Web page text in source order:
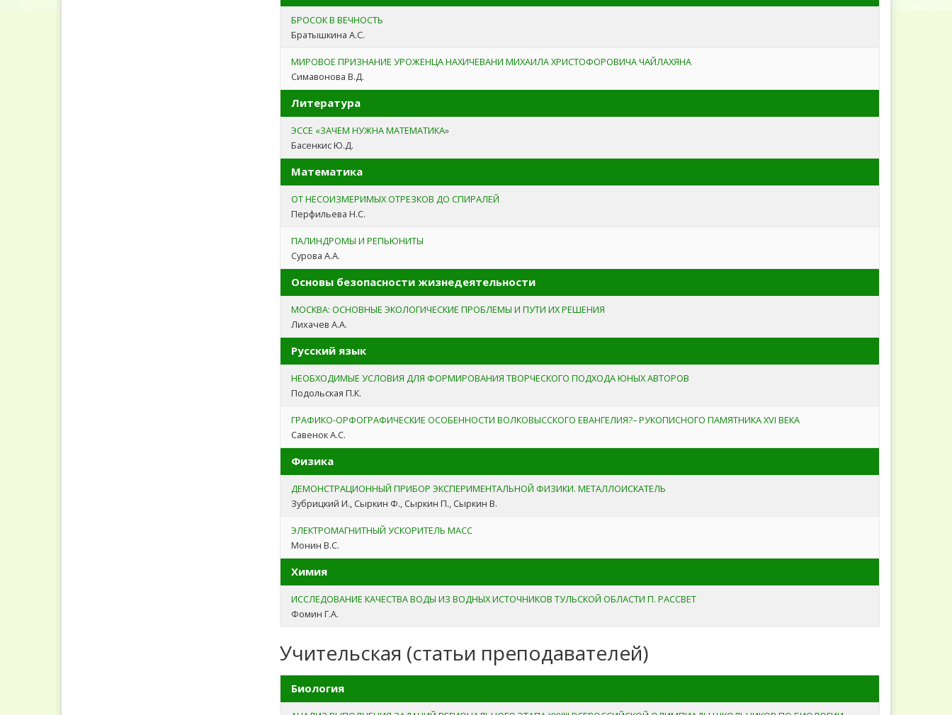
БРОСОК В ВЕЧНОСТЬ
Братышкина А.С.
МИРОВОЕ ПРИЗНАНИЕ УРОЖЕНЦА НАХИЧЕВАНИ МИХАИЛА ХРИСТОФОРОВИЧА ЧАЙЛАХЯНА
Симавонова В.Д.
Литература
ЭССЕ «ЗАЧЕМ НУЖНА МАТЕМАТИКА»
Басенкис Ю.Д.
Математика
ОТ НЕСОИЗМЕРИМЫХ ОТРЕЗКОВ ДО СПИРАЛЕЙ
Перфильева Н.С.
ПАЛИНДРОМЫ И РЕПЬЮНИТЫ
Сурова А.А.
Основы безопасности жизнедеятельности
МОСКВА: ОСНОВНЫЕ ЭКОЛОГИЧЕСКИЕ ПРОБЛЕМЫ И ПУТИ ИХ РЕШЕНИЯ
Лихачев А.А.
Русский язык
НЕОБХОДИМЫЕ УСЛОВИЯ ДЛЯ ФОРМИРОВАНИЯ ТВОРЧЕСКОГО ПОДХОДА ЮНЫХ АВТОРОВ
Подольская П.К.
ГРАФИКО-ОРФОГРАФИЧЕСКИЕ ОСОБЕННОСТИ ВОЛКОВЫССКОГО ЕВАНГЕЛИЯ?– РУКОПИСНОГО ПАМЯТНИКА XVI ВЕКА
Савенок А.С.
Физика
ДЕМОНСТРАЦИОННЫЙ ПРИБОР ЭКСПЕРИМЕНТАЛЬНОЙ ФИЗИКИ. МЕТАЛЛОИСКАТЕЛЬ
Зубрицкий И., Сыркин Ф., Сыркин П., Сыркин В.
ЭЛЕКТРОМАГНИТНЫЙ УСКОРИТЕЛЬ МАСС
Монин В.С.
Химия
ИССЛЕДОВАНИЕ КАЧЕСТВА ВОДЫ ИЗ ВОДНЫХ ИСТОЧНИКОВ ТУЛЬСКОЙ ОБЛАСТИ П. РАССВЕТ
Фомин Г.А.
Учительская (статьи преподавателей)
Биология